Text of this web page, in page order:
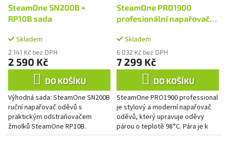
SteamOne SN200B +
RP10B sada
Skladem
2 141 Kč bez DPH
2 590 Kč
DO KOŠÍKU
Výhodná sada: SteamOne SN200B
ruční napařovač oděvů s
praktickým odstraňovačem
žmolků SteamOne RP10B.
Výhodné balení obsahuje
SteamOne PRO1900
profesionální napařovač
Skladem
6 032 Kč bez DPH
7 299 Kč
DO KOŠÍKU
SteamOne PRO1900 professional
je stylový a moderní napařovač
oděvů, který upravuje oděvy
párou o teplotě 98°C. Pára je k
oděvům a materiálům šetrnější